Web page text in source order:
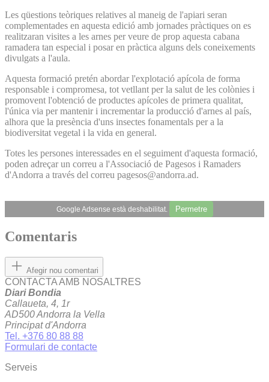
Les qüestions teòriques relatives al maneig de l'apiari seran
complementades en aquesta edició amb jornades pràctiques on es
realitzaran visites a les arnes per veure de prop aquesta cabana
ramadera tan especial i posar en pràctica alguns dels coneixements
divulgats a l'aula.
Aquesta formació pretén abordar l'explotació apícola de forma
responsable i compromesa, tot vetllant per la salut de les colònies i
promovent l'obtenció de productes apícoles de primera qualitat,
l'única via per mantenir i incrementar la producció d'arnes al país,
alhora que la presència d'uns insectes fonamentals per a la
biodiversitat vegetal i la vida en general.
Totes les persones interessades en el seguiment d'aquesta formació,
poden adreçar un correu a l'Associació de Pagesos i Ramaders
d'Andorra a través del correu pagesos@andorra.ad.
Google Adsense està deshabilitat. Permetre
Comentaris
Afegir nou comentari
CONTACTA AMB NOSALTRES
Diari Bondia
Callaueta, 4, 1r
AD500 Andorra la Vella
Principat d'Andorra
Tel. +376 80 88 88
Formulari de contacte
Serveis